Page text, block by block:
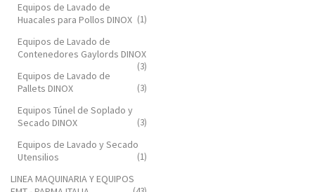
Equipos de Lavado de
Huacales para Pollos DINOX (1)
Equipos de Lavado de
Contenedores Gaylords DINOX
(3)
Equipos de Lavado de
Pallets DINOX
(3)
Equipos Túnel de Soplado y
Secado DINOX
(3)
Equipos de Lavado y Secado
Utensilios
(1)
LINEA MAQUINARIA Y EQUIPOS